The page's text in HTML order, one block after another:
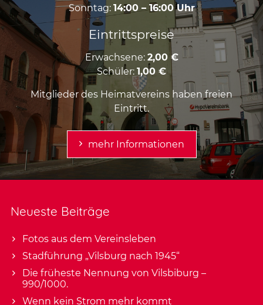
Sonntag: 14:00 – 16:00 Uhr
Eintrittspreise
Erwachsene: 2,00 €
Schüler: 1,00 €
Mitglieder des Heimatvereins haben freien
Eintritt.
mehr Informationen
Neueste Beiträge
Fotos aus dem Vereinsleben
Stadführung „Vilsburg nach 1945“
Die früheste Nennung von Vilsbiburg –
990/1000.
Wenn kein Strom mehr kommt